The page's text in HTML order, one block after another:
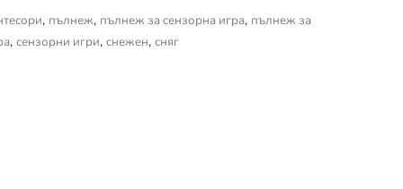
, пълнеж, пълнеж за сензорна игра, пълнеж за
, сензорни игри, снежен, сняг